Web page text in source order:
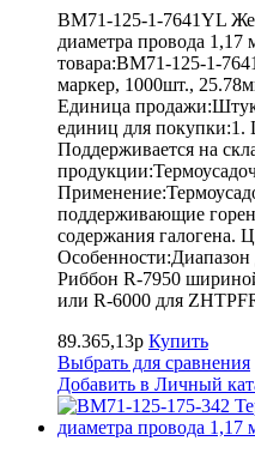
BM71-125-1-7641YL
диаметра провода
товара:BM71-125-1-
маркер, 1000шт.,
Единица
единиц для
Поддерживается на
поддерживающие
содержания галогена.
Особенности:Диапазон
Риббон R-7950
или R-6000 для
89.365,13р Купить
Выбрать для сравнения
Добавить в Личный